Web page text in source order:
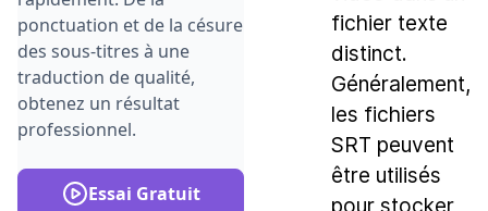
ponctuation et de la césure
des sous-titres à une
traduction de qualité,
obtenez un résultat
professionnel.
Essai Gratuit
fichier texte
distinct.
Généralement,
les fichiers
SRT peuvent
être utilisés
pour stocker